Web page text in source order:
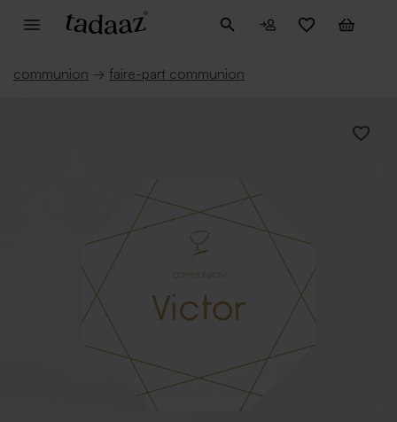
communion → faire-part communion